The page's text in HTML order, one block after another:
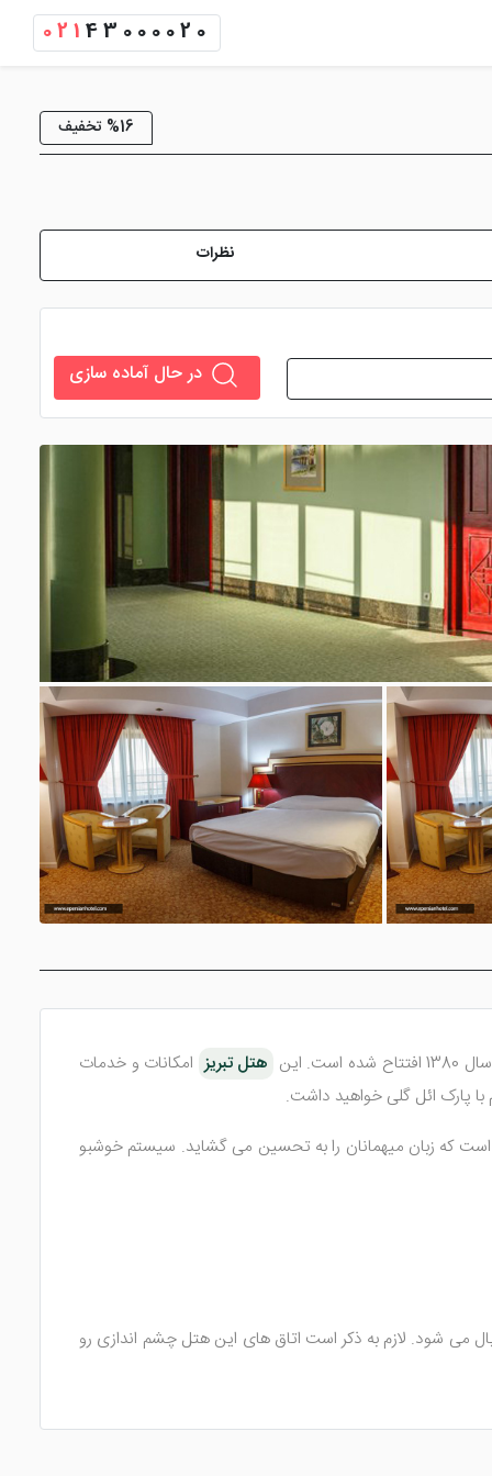
021 43000020
%16 تخفیف
نظرات
در حال آماده سازی
هتل تبریز امکانات و خدمات
با پارک ائل گلی خواهید داشت.
است که زبان میهمانان را به تحسین می گشاید. سیستم خوشبو
شامل سوئیت های 1 تخته، 2 تخته، 3 تخته، 4 تخته و سوئیت های رویال می شود. لازم به ذکر است اتاق های این هتل چشم اندازی رو
و فرنگی، ملزومات بهداشتی، سیستم تهویه مطبوع، تخت،